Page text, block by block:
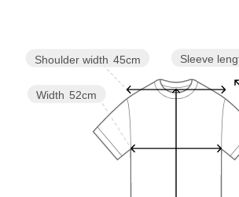
Sleeve
Width 52cm
Shoulder width 45cm